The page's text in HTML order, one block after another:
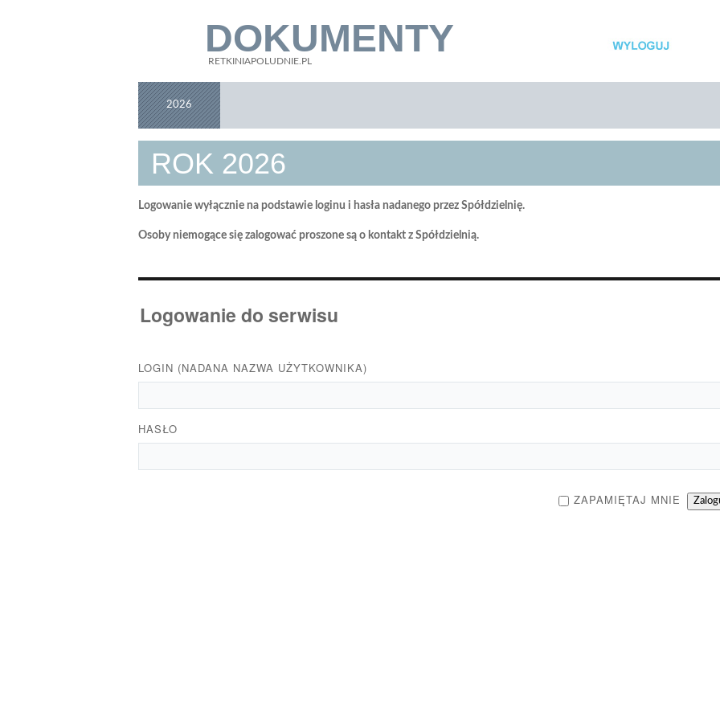
DOKUMENTY
RETKINIAPOLUDNIE.PL
2026
ROK 2026
Logowanie wyłącznie na podstawie loginu i hasła nadanego przez Spółdzielnię.
Osoby niemogące się zalogować proszone są o kontakt z Spółdzielnią.
Logowanie do serwisu
LOGIN (NADANA NAZWA UŻYTKOWNIKA)
HASŁO
ZAPAMIĘTAJ MNIE